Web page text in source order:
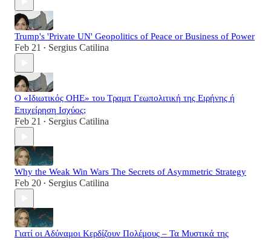
Trump's 'Private UN' Geopolitics of Peace or Business of Power
Feb 21 • Sergius Catilina
Ο «Ιδιωτικός ΟΗΕ» του Τραμπ Γεωπολιτική της Ειρήνης ή
Επιχείρηση Ισχύος;
Feb 21 • Sergius Catilina
Why the Weak Win Wars The Secrets of Asymmetric Strategy
Feb 20 • Sergius Catilina
Γιατί οι Αδύναμοι Κερδίζουν Πολέμους – Τα Μυστικά της